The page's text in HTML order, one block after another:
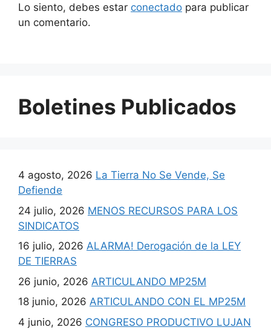
Lo siento, debes estar conectado para publicar
un comentario.
Boletines Publicados
4 agosto, 2026 La Tierra No Se Vende, Se
Defiende
24 julio, 2026 MENOS RECURSOS PARA LOS
SINDICATOS
16 julio, 2026 ALARMA! Derogación de la LEY
DE TIERRAS
26 junio, 2026 ARTICULANDO MP25M
18 junio, 2026 ARTICULANDO CON EL MP25M
4 junio, 2026 CONGRESO PRODUCTIVO LUJAN